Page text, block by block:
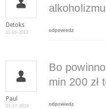
Detoks
11-16-2013 odpowiedz
Paul
01-17-2016
Bo
min 200 zł
odpowiedz